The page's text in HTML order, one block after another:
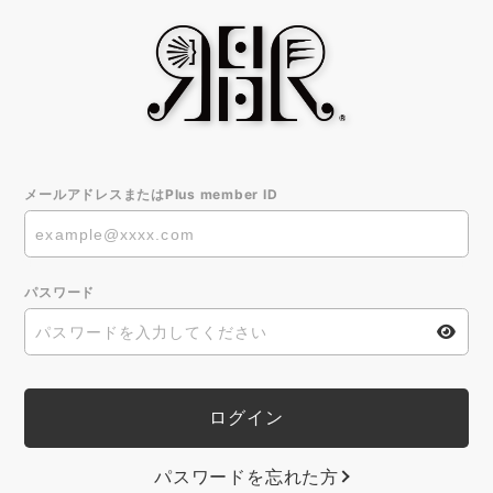
メールアドレスまたはPlus member ID
パスワード
パスワードを忘れた方